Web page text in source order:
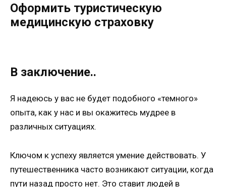
Оформить туристическую
медицинскую страховку
В заключение..
Я надеюсь у вас не будет подобного «темного»
опыта, как у нас и вы окажитесь мудрее в
различных ситуациях.
Ключом к успеху является умение действовать. У
путешественника часто возникают ситуации, когда
пути назад просто нет. Это ставит людей в